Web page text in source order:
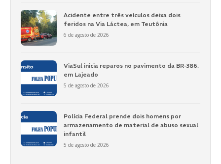
Acidente entre três veículos deixa dois
feridos na Via Láctea, em Teutônia
6 de agosto de 2026
ViaSul inicia reparos no pavimento da BR-386,
em Lajeado
5 de agosto de 2026
Polícia Federal prende dois homens por
armazenamento de material de abuso sexual
infantil
5 de agosto de 2026